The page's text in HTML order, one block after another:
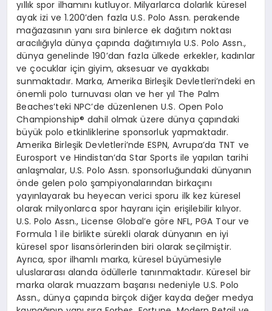
yıllık spor ilhamını kutluyor. Milyarlarca dolarlık küresel
ayak izi ve 1.200’den fazla U.S. Polo Assn. perakende
mağazasının yanı sıra binlerce ek dağıtım noktası
aracılığıyla dünya çapında dağıtımıyla U.S. Polo Assn.,
dünya genelinde 190’dan fazla ülkede erkekler, kadınlar
ve çocuklar için giyim, aksesuar ve ayakkabı
sunmaktadır. Marka, Amerika Birleşik Devletleri’ndeki en
önemli polo turnuvası olan ve her yıl The Palm
Beaches’teki NPC’de düzenlenen U.S. Open Polo
Championship® dahil olmak üzere dünya çapındaki
büyük polo etkinliklerine sponsorluk yapmaktadır.
Amerika Birleşik Devletleri’nde ESPN, Avrupa’da TNT ve
Eurosport ve Hindistan’da Star Sports ile yapılan tarihi
anlaşmalar, U.S. Polo Assn. sponsorluğundaki dünyanın
önde gelen polo şampiyonalarından birkaçını
yayınlayarak bu heyecan verici sporu ilk kez küresel
olarak milyonlarca spor hayranı için erişilebilir kılıyor.
U.S. Polo Assn., License Global’e göre NFL, PGA Tour ve
Formula 1 ile birlikte sürekli olarak dünyanın en iyi
küresel spor lisansörlerinden biri olarak seçilmiştir.
Ayrıca, spor ilhamlı marka, küresel büyümesiyle
uluslararası alanda ödüllerle tanınmaktadır. Küresel bir
marka olarak muazzam başarısı nedeniyle U.S. Polo
Assn., dünya çapında birçok diğer kayda değer medya